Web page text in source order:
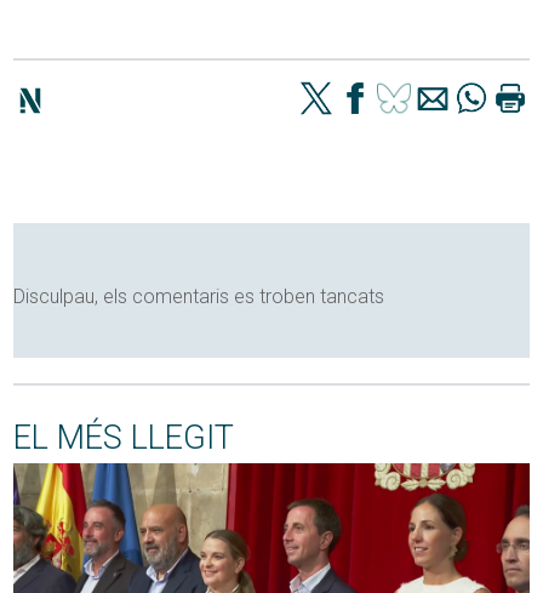
Disculpau, els comentaris es troben tancats
EL MÉS LLEGIT